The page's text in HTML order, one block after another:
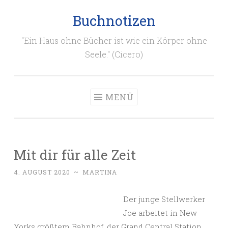
Buchnotizen
"Ein Haus ohne Bücher ist wie ein Körper ohne
Seele." (Cicero)
MENÜ
Mit dir für alle Zeit
4. AUGUST 2020 ~ MARTINA
Der junge Stellwerker
Joe arbeitet in New